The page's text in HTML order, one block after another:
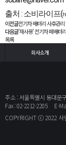
출처 : 소비라이프(
이전글전기차 배터리 사후관
다음글'재사용' 전기차 폐배터
목록
회사소개
주소 : 서울특별시 동대문
Fax : 02-2212-2205
E-
COPYRIGHT ⓒ 2022 사